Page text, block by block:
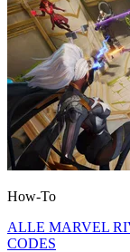
How-To
ALLE MARVEL
CODES